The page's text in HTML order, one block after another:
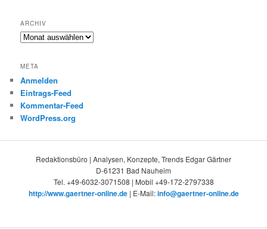
ARCHIV
Archiv
META
Anmelden
Eintrags-Feed
Kommentar-Feed
WordPress.org
Redaktionsbüro | Analysen, Konzepte, Trends Edgar Gärtner
D-61231 Bad Nauheim
Tel. +49-6032-3071508 | Mobil +49-172-2797338
http://www.gaertner-online.de| E-Mail:info@gaertner-online.de